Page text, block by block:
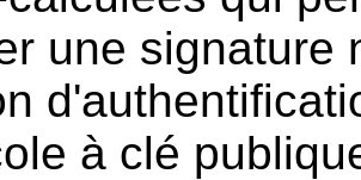
une signature
à clé